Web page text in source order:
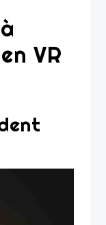
VR